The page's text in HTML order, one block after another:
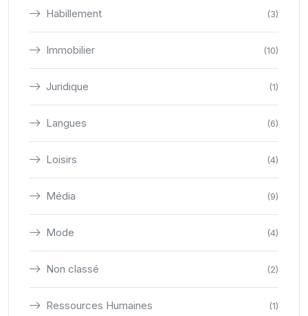
Habillement (3)
Immobilier (10)
Juridique (1)
Langues (6)
Loisirs (4)
Média (9)
Mode (4)
Non classé (2)
Ressources Humaines (1)